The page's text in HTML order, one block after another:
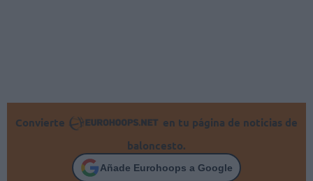
Convierte
en tu página de noticias de
baloncesto.
Añade Eurohoops a Google